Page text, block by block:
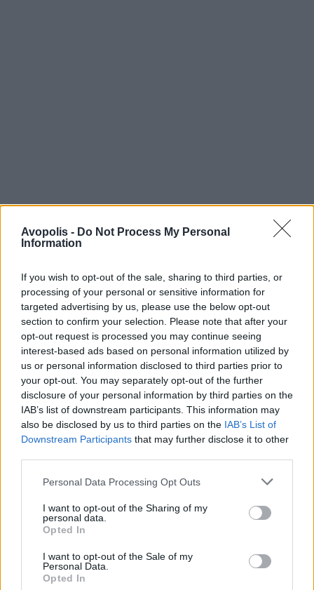
Avopolis - Do Not Process My Personal
Information
If you wish to opt-out of the sale, sharing to third parties, or
processing of your personal or sensitive information for
targeted advertising by us, please use the below opt-out
section to confirm your selection. Please note that after your
opt-out request is processed you may continue seeing
interest-based ads based on personal information utilized by
us or personal information disclosed to third parties prior to
your opt-out. You may separately opt-out of the further
disclosure of your personal information by third parties on the
IAB’s list of downstream participants. This information may
also be disclosed by us to third parties on the IAB’s List of
Downstream Participants that may further disclose it to other
Personal Data Processing Opt Outs
I want to opt-out of the Sharing of my
personal data.
Opted In
I want to opt-out of the Sale of my
Personal Data.
Opted In